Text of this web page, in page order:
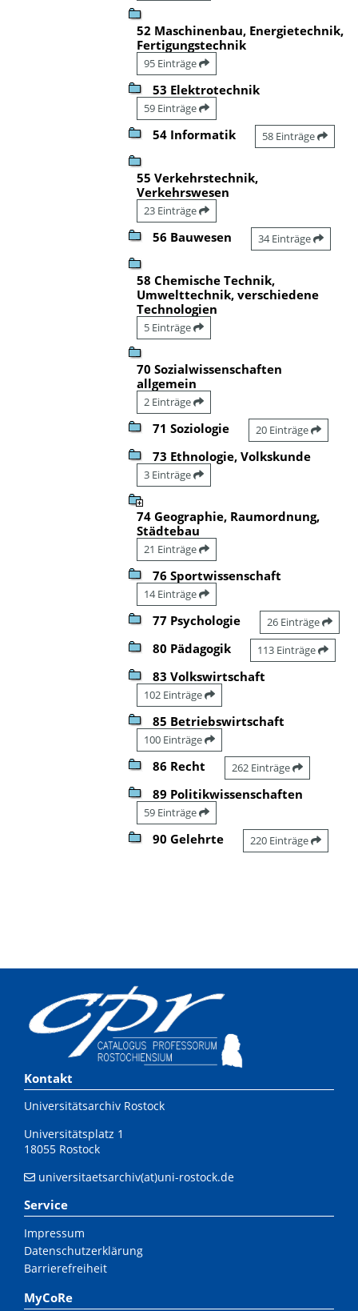
52 Maschinenbau, Energietechnik,
Fertigungstechnik
95 Einträge
53 Elektrotechnik
59 Einträge
54 Informatik 58 Einträge
55 Verkehrstechnik,
Verkehrswesen
23 Einträge
56 Bauwesen 34 Einträge
58 Chemische Technik,
Umwelttechnik, verschiedene
Technologien
5 Einträge
70 Sozialwissenschaften
allgemein
2 Einträge
71 Soziologie 20 Einträge
73 Ethnologie, Volkskunde
3 Einträge
74 Geographie, Raumordnung,
Städtebau
21 Einträge
76 Sportwissenschaft
14 Einträge
77 Psychologie 26 Einträge
80 Pädagogik 113 Einträge
83 Volkswirtschaft
102 Einträge
85 Betriebswirtschaft
100 Einträge
86 Recht 262 Einträge
89 Politikwissenschaften
59 Einträge
90 Gelehrte 220 Einträge
Kontakt
Universitätsarchiv Rostock
Universitätsplatz 1
18055 Rostock
universitaetsarchiv(at)uni-rostock.de
Service
Impressum
Datenschutzerklärung
Barrierefreiheit
MyCoRe